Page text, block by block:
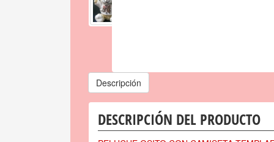
Descripción
DESCRIPCIÓN DEL PRODUCTO